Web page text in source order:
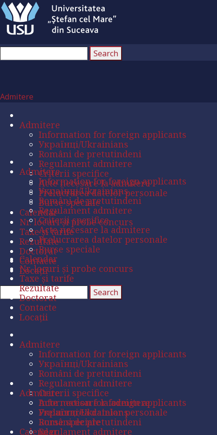
Admitere
Admitere
Information for foreign applicants
Українці/Ukrainians
Români de pretutindeni
Regulament admitere
Criterii specifice
Acte necesare la admitere
Prelucrarea datelor personale
Burse speciale
Calendar
Nr. locuri și probe concurs
Taxe și tarife
Rezultate
Doctorat
Contacte
Locații
Admitere
Information for foreign applicants
Українці/Ukrainians
Români de pretutindeni
Regulament admitere
Criterii specifice
Acte necesare la admitere
Prelucrarea datelor personale
Burse speciale
Calendar
Nr. locuri și probe concurs
Taxe și tarife
Rezultate
Doctorat
Contacte
Locații
Admitere
Information for foreign applicants
Українці/Ukrainians
Români de pretutindeni
Regulament admitere
Criterii specifice
Acte necesare la admitere
Prelucrarea datelor personale
Burse speciale
Calendar
Admitere
Information for foreign applicants
Українці/Ukrainians
Români de pretutindeni
Regulament admitere